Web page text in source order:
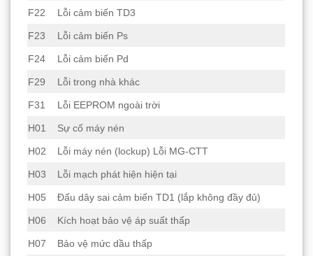
F22 Lỗi cảm biến TD3
F23 Lỗi cảm biến Ps
F24 Lỗi cảm biến Pd
F29 Lỗi trong nhà khác
F31 Lỗi EEPROM ngoài trời
H01 Sự cố máy nén
H02 Lỗi máy nén (lockup) Lỗi MG-CTT
H03 Lỗi mạch phát hiện hiện tại
H05 Đấu dây sai cảm biến TD1 (lắp không đầy đủ)
H06 Kích hoạt bảo vệ áp suất thấp
H07 Bảo vệ mức dầu thấp